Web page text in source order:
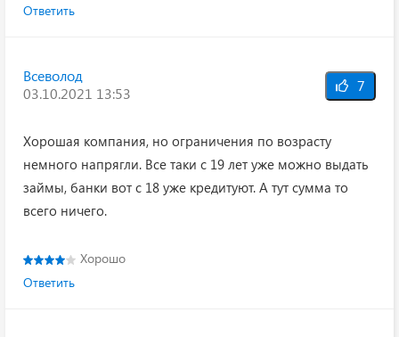
Ответить
Всеволод
03.10.2021 13:53
7
Хорошая компания, но ограничения по возрасту
немного напрягли. Все таки с 19 лет уже можно выдать
займы, банки вот с 18 уже кредитуют. А тут сумма то
всего ничего.
Хорошо
Ответить